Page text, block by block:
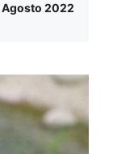
Agosto 2022